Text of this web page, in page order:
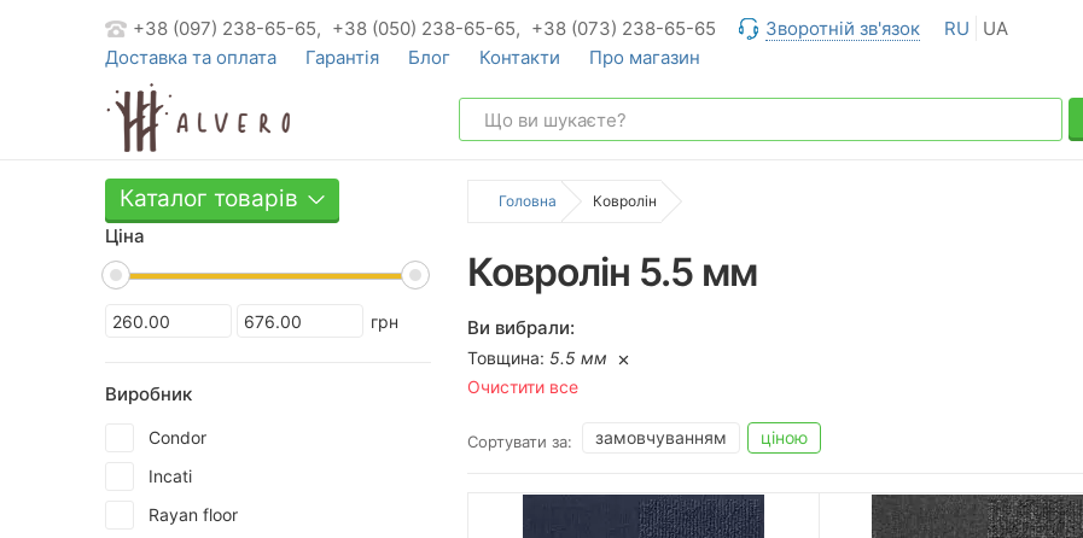
+38 (097) 238-65-65, +38 (050) 238-65-65, +38 (073) 238-65-65 Зворотній зв'язок RU
UA
Доставка та оплата
Гарантія Блог Контакти Про магазин
Каталог товарів
Ціна
грн
Виробник
Condor
Incati
Rayan floor
Головна Ковролін
Ковролін 5.5 мм
Ви вибрали:
Товщина: 5.5 мм
Очистити все
Сортувати за: замовчуванням ціною